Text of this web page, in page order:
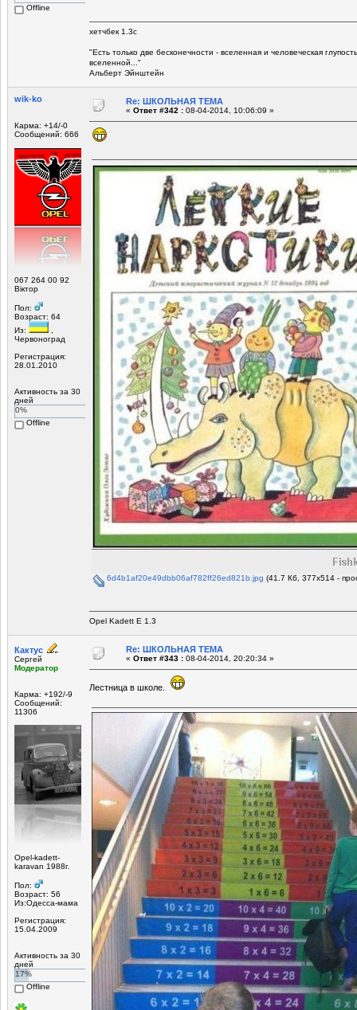
Offline
хетчбек 1.3с
"Есть только две беcконечности - вселенная и человеческая
вселенной..."
Альберт Эйнштейн
wik-ko
Карма: +14/-0
Сообщений: 666
067 264 00 92
Віктор
Пол:
Возраст: 64
Из:
Червоноград
Регистрация:
28.01.2010
Активность за 30
дней
0%
Offline
Re: ШКОЛЬНАЯ ТЕМА
« Ответ #342 : 08-04-2014, 10:06:09 »
6d4b1af20e49dbb06af782ff26ed821b.jpg (41.7 Кб, 377x514 -
Opel Kadett E 1.3
Кактус
Сергей
Модератор
Карма: +192/-9
Сообщений:
11306
Opel-kadett-
karavan 1988г.
Пол:
Возраст: 56
Из:Одесса-мама
Регистрация:
15.04.2009
Активность за 30
дней
17%
Offline
Re: ШКОЛЬНАЯ ТЕМА
« Ответ #343 : 08-04-2014, 20:20:34 »
Лестница в школе.